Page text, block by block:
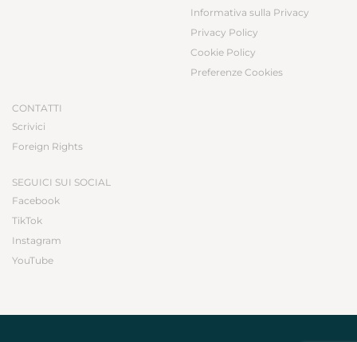
Informativa sulla Privacy
Privacy Policy
Cookie Policy
Preferenze Cookies
CONTATTI
Scrivici
Foreign Rights
SEGUICI SUI SOCIAL
Facebook
TikTok
Instagram
YouTube